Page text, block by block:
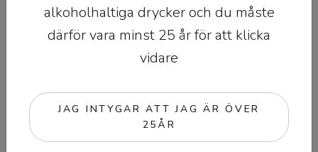
MER INFO
alkoholhaltiga drycker och du måste
därför vara minst 25 år för att klicka
vidare
JAG INTYGAR ATT JAG ÄR ÖVER
25ÅR